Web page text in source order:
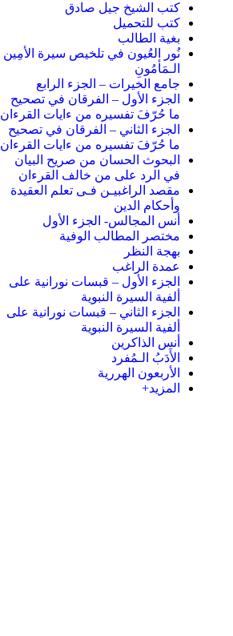
كتب الشيخ جيل صادق
كتب للتحميل
بغية الطالب
نُور العُيون في تلخيص سيرة الأمِين
الـمَأمُونِ
جامع الخيرات – الجزء الرابع
الجزء الأول – الفرقان في تصحيح
ما حُرّفَ تفسيره من ءايات القرءان
الجزء الثاني – الفرقان في تصحيح
ما حُرّفَ تفسيره من ءايات القرءان
البحوث الحسان من صريح البيان
في الرد على من خالف القرءان
مقصد الراغبيـن فـى تعلم العقيدة
وأحكام الدين
أنس المجالس- الجزء الأول
مختصر المطالب الوفية
بهجة النظر
عمدة الراغب
الجزء الأول – قبسات نورانية على
ألفية السيرة النبوية
الجزء الثاني – قبسات نورانية على
ألفية السيرة النبوية
أنس الذاكرين
الأَدَبُ الـمُفرد
الأربعون الهررية
المزيد+